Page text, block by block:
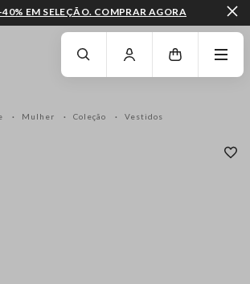
PRINCIPAL DESÇA ATÉ AO FIM DA PÁGINA
EM SELEÇÃO. COMPRAR AGORA
Mulher Coleção Vestidos